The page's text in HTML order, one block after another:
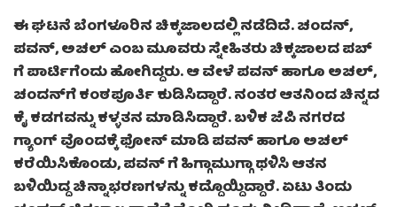
ಈ ಘಟನೆ ಬೆಂಗಳೂರಿನ ಚಿಕ್ಕಜಾಲದಲ್ಲಿ ನಡೆದಿದೆ. ಚಂದನ್,
ಪವನ್, ಅಚಲ್ ಎಂಬ ಮೂವರು ಸ್ನೇಹಿತರು ಚಿಕ್ಕಜಾಲದ ಪಬ್
ಗೆ ಪಾರ್ಟಿಗೆಂದು ಹೋಗಿದ್ದರು. ಆ ವೇಳೆ ಪವನ್‌ ಹಾಗೂ ಅಚಲ್‌,
ಚಂದನ್‌ಗೆ ಕಂಠಪೂರ್ತಿ ಕುಡಿಸಿದ್ದಾರೆ. ನಂತರ ಆತನಿಂದ ಚಿನ್ನದ
ಕೈ ಕಡಗವನ್ನು ಕಳ್ಳತನ ಮಾಡಿಸಿದ್ದಾರೆ. ಬಳಿಕ ಜೆಪಿ ನಗರದ
ಗ್ಯಾಂಗ್ ವೊಂದಕ್ಕೆ ಫೋನ್ ಮಾಡಿ ಪವನ್‌ ಹಾಗೂ ಅಚಲ್‌
ಕರೆಯಿಸಿಕೊಂಡು, ಪವನ್ ಗೆ ಹಿಗ್ಗಾಮುಗ್ಗಾ ಥಳಿಸಿ ಆತನ
ಬಳಿಯಿದ್ದ ಚಿನ್ನಾಭರಣಗಳನ್ನು ಕದ್ದೊಯ್ದಿದ್ದಾರೆ. ಏಟು ತಿಂದು